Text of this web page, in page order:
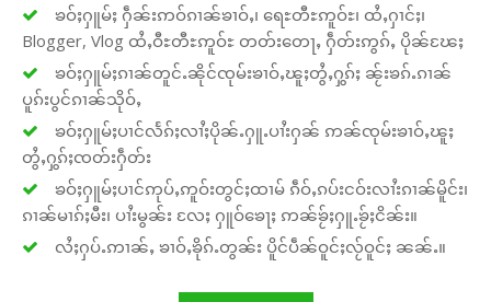
ၶဝ်ႈႁူမ်ႈ ႁဵၼ်းဢဝ်ၵၢၼ်ၶၢဝ်ႇ၊ ရေႊတီႊဢူဝ်ႊ၊ ထႆႇႁၢင်ႈ၊
Blogger, Vlog ထႆႇဝီႊတီႊဢူဝ်ႊ တတ်းတေႃႇ ႁဵတ်းဢွၵ်ႇ ပိုၼ်ၽႄႈ
ၶဝ်ႈႁူမ်ႈၵၢၼ်တူင်ႉၼိုင်ၸုမ်းၶၢဝ်ႇၽူႈတွႆႇႁွၵ်ႈ ၼႂ်းၶၵ်ႉၵၢၼ်
ပူၵ်းပွင်ၵၢၼ်သိုဝ်ႇ
ၶဝ်ႈႁူမ်ႈပၢင်လႅၵ်ႈလၢႆႈပိုၼ်ႉႁူႉပၢႆးႁၼ် ဢၼ်ၸုမ်းၶၢဝ်ႇၽူႈ
တွႆႇႁွၵ်ႈၸတ်းႁဵတ်း
ၶဝ်ႈႁူမ်ႈပၢင်ဢုပ်ႇဢူဝ်းတွင်ႈထၢမ် ၵဵဝ်ႇၵပ်းငဝ်းလၢႆးၵၢၼ်မိူင်း၊
ၵၢၼ်မၢၵ်ႈမီး၊ ပၢႆးမွၼ်း လႄႈ ႁူဝ်ၶေႃႈ ဢၼ်ၶႂ်ႈႁူႉၶႂ်ႈငိၼ်း။
လႆႈႁပ်ႉဢၢၼ်ႇ ၶၢဝ်ႇၶိုၵ်ႉတွၼ်း ပိူင်ပဵၼ်ဝူင်ႈလႂ်ဝူင်ႈ ၼၼ်ႉ။